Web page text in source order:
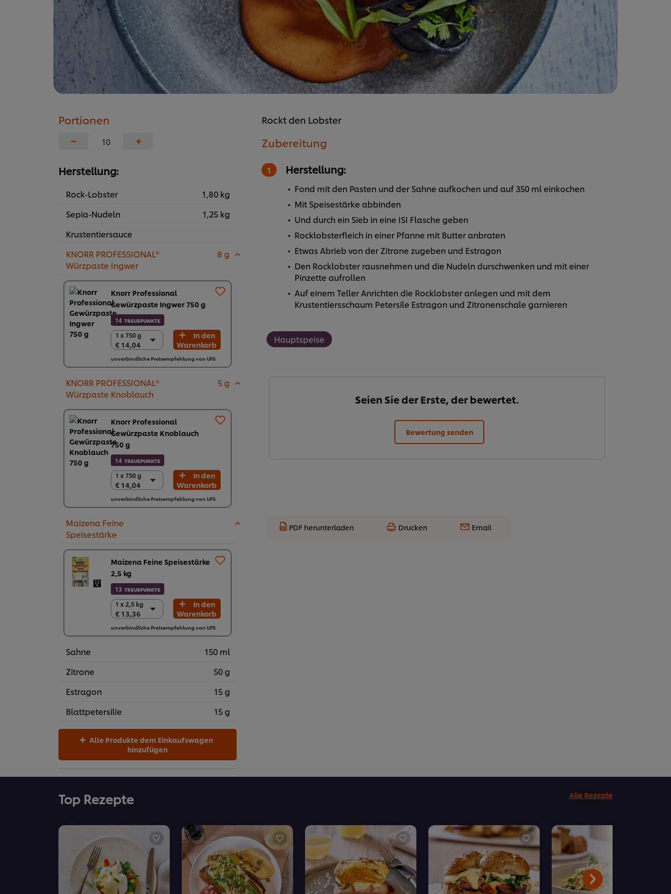
Portionen
−
+
Herstellung:
Rock-Lobster
1,80 kg
Sepia-Nudeln
1,25 kg
Krustentiersauce
KNORR PROFESSIONAL®
Würzpaste Ingwer
8 g
Knorr Professional
Gewürzpaste Ingwer 750 g
14 TREUEPUNKTE
1 x 750 g
€ 14,04
1 x 750 g
€ 14,04
2 x 750 g
€ 28,08
In den
Warenkorb
unverbindliche Preisempfehlung von UFS
KNORR PROFESSIONAL®
Würzpaste Knoblauch
5 g
Knorr Professional
Gewürzpaste Knoblauch
750 g
14 TREUEPUNKTE
1 x 750 g
€ 14,04
1 x 750 g
€ 14,04
2 x 750 g
€ 28,08
In den
Warenkorb
unverbindliche Preisempfehlung von UFS
Maizena Feine
Speisestärke
Maizena Feine Speisestärke
2,5 kg
13 TREUEPUNKTE
1 x 2,5 kg
€ 13,36
1 x 2,5 kg
€ 13,36
4 x 2,5 kg
€ 53,44
In den
Warenkorb
unverbindliche Preisempfehlung von UFS
Sahne
150 ml
Zitrone
50 g
Estragon
15 g
Blattpetersilie
15 g
hinzufügen
Rockt den Lobster
Zubereitung
Herstellung:
Fond mit den Pasten und der Sahne aufkochen und auf 350 ml einkochen
Mit Speisestärke abbinden
Und durch ein Sieb in eine ISI Flasche geben
Rocklobsterfleich in einer Pfanne mit Butter anbraten
Etwas Abrieb von der Zitrone zugeben und Estragon
Den Rocklobster rausnehmen und die Nudeln durschwenken und mit einer
Pinzette aufrollen
Auf einem Teller Anrichten die Rocklobster anlegen und mit dem
Krustentiersschaum Petersile Estragon und Zitronenschale garnieren
Hauptspeise
Seien Sie der Erste, der bewertet.
Bewertung senden
PDF herunterladen Drucken Email
Top Rezepte Alle Rezepte